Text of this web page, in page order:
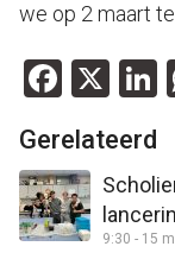
we op 2 maart
X
Gerelateerd
zin in”
9:30 - 15